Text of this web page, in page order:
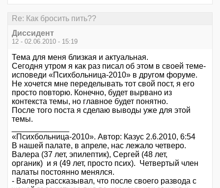
Re: Как бросить пить??
Диссидент
12 - 02.06.2010 - 15:19
Тема для меня близкая и актуальная.
Сегодня утром я как раз писал об этом в своей теме-
исповеди «Психбольница-2010» в другом форуме.
Не хочется мне переделывать тот свой пост, я его
просто повторю. Конечно, будет вырвано из
контекста темы, но главное будет понятно.
После того поста я сделаю выводы уже для этой
темы.
«Психбольница-2010». Автор: Казус 2.6.2010, 6:54
В нашей палате, в апреле, нас лежало четверо.
Валера (37 лет, эпилептик), Сергей (48 лет,
органик) и я (49 лет, просто псих). Четвертый член
палаты постоянно менялся.
- Валера рассказывал, что после своего развода с